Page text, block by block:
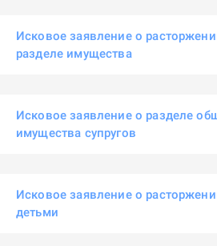
Исковое заявление о
разделе имущества
Исковое заявление о разделе
имущества супругов
Исковое заявление о
детьми